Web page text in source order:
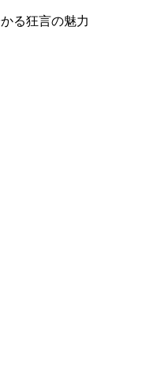
る狂言の魅力